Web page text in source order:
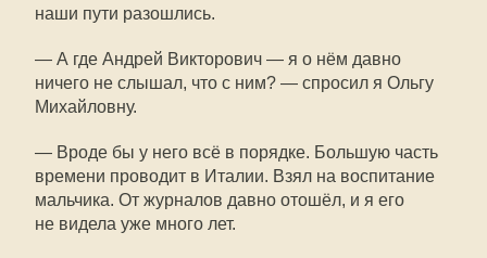
наши пути разошлись.
— А где Андрей Викторович — я о нём давно
ничего не слышал, что с ним? — спросил я Ольгу
Михайловну.
— Вроде бы у него всё в порядке. Большую часть
времени проводит в Италии. Взял на воспитание
мальчика. От журналов давно отошёл, и я его
не видела уже много лет.